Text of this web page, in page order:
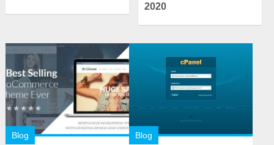
2020
Blog Blog